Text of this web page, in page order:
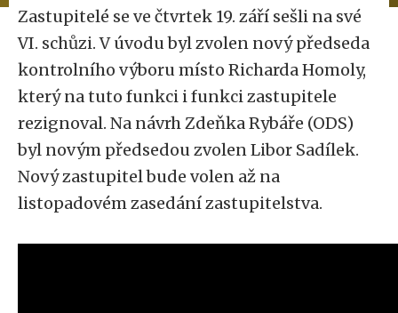
Zastupitelé se ve čtvrtek 19. září sešli na své
VI. schůzi. V úvodu byl zvolen nový předseda
kontrolního výboru místo Richarda Homoly,
který na tuto funkci i funkci zastupitele
rezignoval. Na návrh Zdeňka Rybáře (ODS)
byl novým předsedou zvolen Libor Sadílek.
Nový zastupitel bude volen až na
listopadovém zasedání zastupitelstva.